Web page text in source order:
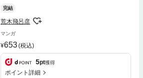
完結
荒木飛呂彦
マンガ
653(税込)
5pt獲得
ポイント詳細